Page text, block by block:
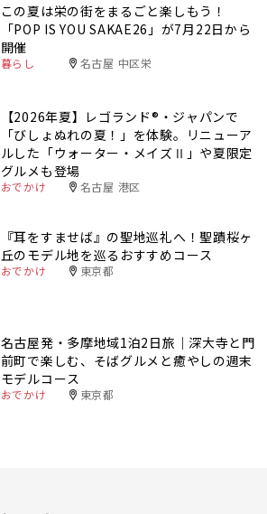
この夏は栄の街をまるごと楽しもう！
「POP IS YOU SAKAE26」が7月22日から
開催
暮らし 名古屋 中区栄
【2026年夏】レゴランド®・ジャパンで
「びしょぬれの夏！」を体験。リニューア
ルした「ウォーター・メイズⅡ」や夏限定
グルメも登場
おでかけ 名古屋 港区
『耳をすませば』の聖地巡礼へ！聖蹟桜ヶ
丘のモデル地を巡るおすすめコース
おでかけ 東京都
名古屋発・多摩地域1泊2日旅｜深大寺と門
前町で楽しむ、そばグルメと癒やしの週末
モデルコース
おでかけ 東京都